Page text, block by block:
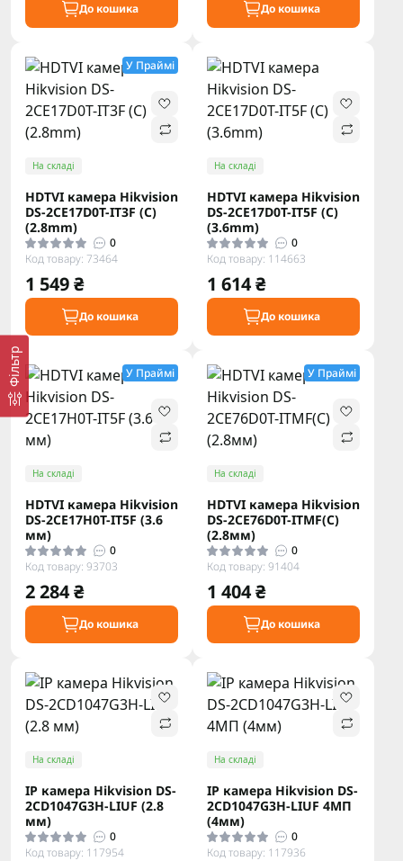
Фільтр
До кошика До кошика
У Праймі
На складі
HDTVI камера Hikvision
DS-2CE17D0T-IT3F (C)
(2.8mm)
0
Код товару: 73464
1 549 ₴
До кошика
На складі
HDTVI камера Hikvision
DS-2CE17D0T-IT5F (C)
(3.6mm)
0
Код товару: 114663
1 614 ₴
До кошика
У Праймі
На складі
HDTVI камера Hikvision
DS-2CE17H0T-IT5F (3.6
мм)
0
Код товару: 93703
2 284 ₴
До кошика
У Праймі
На складі
HDTVI камера Hikvision
DS-2CE76D0T-ITMF(C)
(2.8мм)
0
Код товару: 91404
1 404 ₴
До кошика
На складі
IP камера Hikvision DS-
2CD1047G3H-LIUF (2.8
мм)
0
Код товару: 117954
На складі
IP камера Hikvision DS-
2CD1047G3H-LIUF 4МП
(4мм)
0
Код товару: 117936